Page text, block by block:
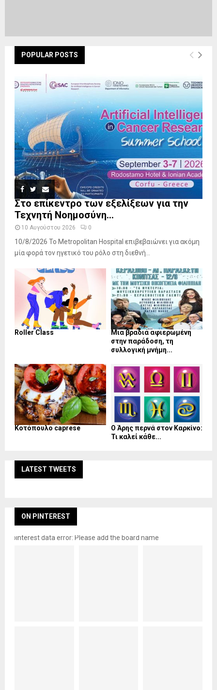
POPULAR POSTS
Στο επίκεντρο των εξελίξεων για την
Τεχνητή Νοημοσύνη...
10 Αυγούστου 2026 0
10/8/2026 Το Metropolitan Hospital επιβεβαιώνει για ακόμη
μία φορά τον ηγετικό του ρόλο στη διεθνή...
Roller Class
Μια βραδιά αφιερωμένη
στην παράδοση, τη
συλλογική μνήμη...
Κοτόπουλο caprese
Ο Άρης περνά στον Καρκίνο:
Τι καλεί κάθε...
LATEST TWEETS
ON PINTEREST
pinterest data error: Please add the board name